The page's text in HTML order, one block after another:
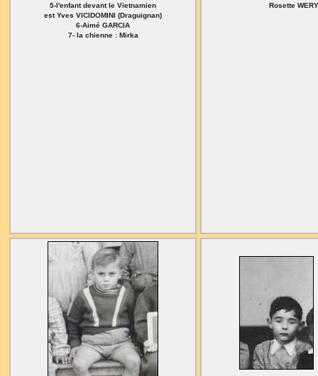
5-l'enfant devant le Vietnamien
est Yves VICIDOMINI (Draguignan)
6-Aimé GARCIA
7- la chienne : Mirka
Rosette WERY